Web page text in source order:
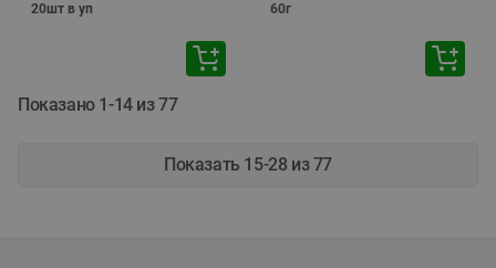
20шт в уп 60г
Показано 1-14 из 77
Показать 15-28 из 77